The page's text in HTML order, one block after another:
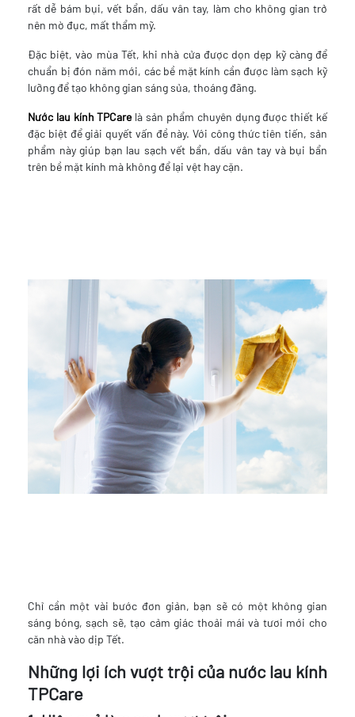
rất dễ bám bụi, vết bẩn, dấu vân tay, làm cho không gian trở
nên mờ đục, mất thẩm mỹ.
Đặc biệt, vào mùa Tết, khi nhà cửa được dọn dẹp kỹ càng để
chuẩn bị đón năm mới, các bề mặt kính cần được làm sạch kỹ
lưỡng để tạo không gian sáng sủa, thoáng đãng.
Nước lau kính TPCarelà sản phẩm chuyên dụng được thiết kế
đặc biệt để giải quyết vấn đề này. Với công thức tiên tiến, sản
phẩm này giúp bạn lau sạch vết bẩn, dấu vân tay và bụi bẩn
trên bề mặt kính mà không để lại vệt hay cặn.
Chỉ cần một vài bước đơn giản, bạn sẽ có một không gian
sáng bóng, sạch sẽ, tạo cảm giác thoải mái và tươi mới cho
căn nhà vào dịp Tết.
Những lợi ích vượt trội của nước lau kính
TPCare